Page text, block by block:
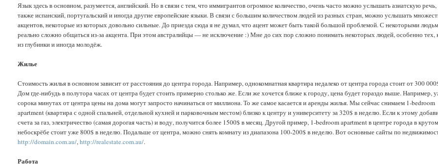
Язык здесь в основном, разумеется, английский. Но в связи с тем, что иммигрантов огромное количество, очень часто можно услышать азиатскую речь,
также испанский, португальский и иногда другие европейские языки. В связи с большим количеством людей из разных стран, можно услышать
акцентов, некоторые из которых довольно сильные. До приезда сюда я не думал, что ацент может быть такой большой проблемой. С некоторыми
реально сложно общаться из-за акцента. При этом австралийцы — не исключение :) Мне до сих пор сложно понимать некоторых людей, особенно тех,
из глубинки и иногда молодёж.
Жилье
Стоимость жилья в основном зависит от расстояния до центра города. Например, однокомнатная квартира недалеко от центра города стоит от 300
Дом где-нибудь в полутора часах от центра будет стоить примерно столько же. Если же хочется ближе к городу, цена будет гораздо выше. Например,
сорока минутах от центра цены на дома могут запросто начинаться от миллиона. То же самое касается и аренды жилья. Мы сейчас снимаем 1-bedroom
apartment (квартира с одной спальней, отдельной кухней и парковочным местом) близко к центру и университету за 320$ в неделю. Если к этому
счета за газ, электричество (самая дорогая часть) и воду, получится более 1500$ в месяц. Другой пример, 1-bedroom apartment в центре города в крутом
небоскрёбе стоит уже 800$ в неделю. Подальше от центра, можно снять комнату из диапазона 100-200$ в неделю. Вот основные сайты по
http://domain.com.au/,http://realestate.com.au/.
Работа